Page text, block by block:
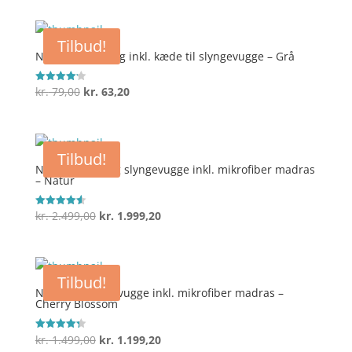
var:
kr. 1.299,00.
kr. 1.039,20.
Tilbud!
Nonomo Loftkrog inkl. kæde til slyngevugge – Grå
Vurderet
4.2
kr.79,00 Den
var:
kr. 79,00.
kr. 63,20Den
kr. 63,20.
Tilbud!
Nonomo Tvilling slyngevugge inkl. mikrofiber madras
– Natur
Vurderet
4.6
kr.2.499,00 Den
var:
kr. 2.499,00.
kr. 1.999,20Den
kr. 1.999,20.
Tilbud!
Nonomo Slyngevugge inkl. mikrofiber madras –
Cherry Blossom
Vurderet
4.3
kr.1.499,00 Den
kr. 1.199,20Den